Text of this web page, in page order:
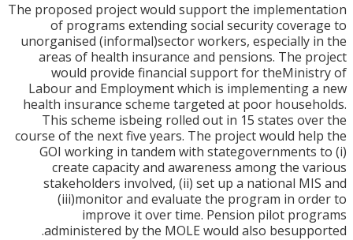
The proposed project would support the
of programs extending social security
unorganised (informal)sector workers, especially
areas of health insurance and pensions. The
would provide financial support for
Labour and Employment which is implementing
health insurance scheme targeted at poor
This scheme isbeing rolled out in 15 states
course of the next five years. The project would
GOI working in tandem with
create capacity and awareness among the
stakeholders involved, (ii) set up a national
(iii)monitor and evaluate the program in
improve it over time. Pension pilot
administered by the MOLE would also